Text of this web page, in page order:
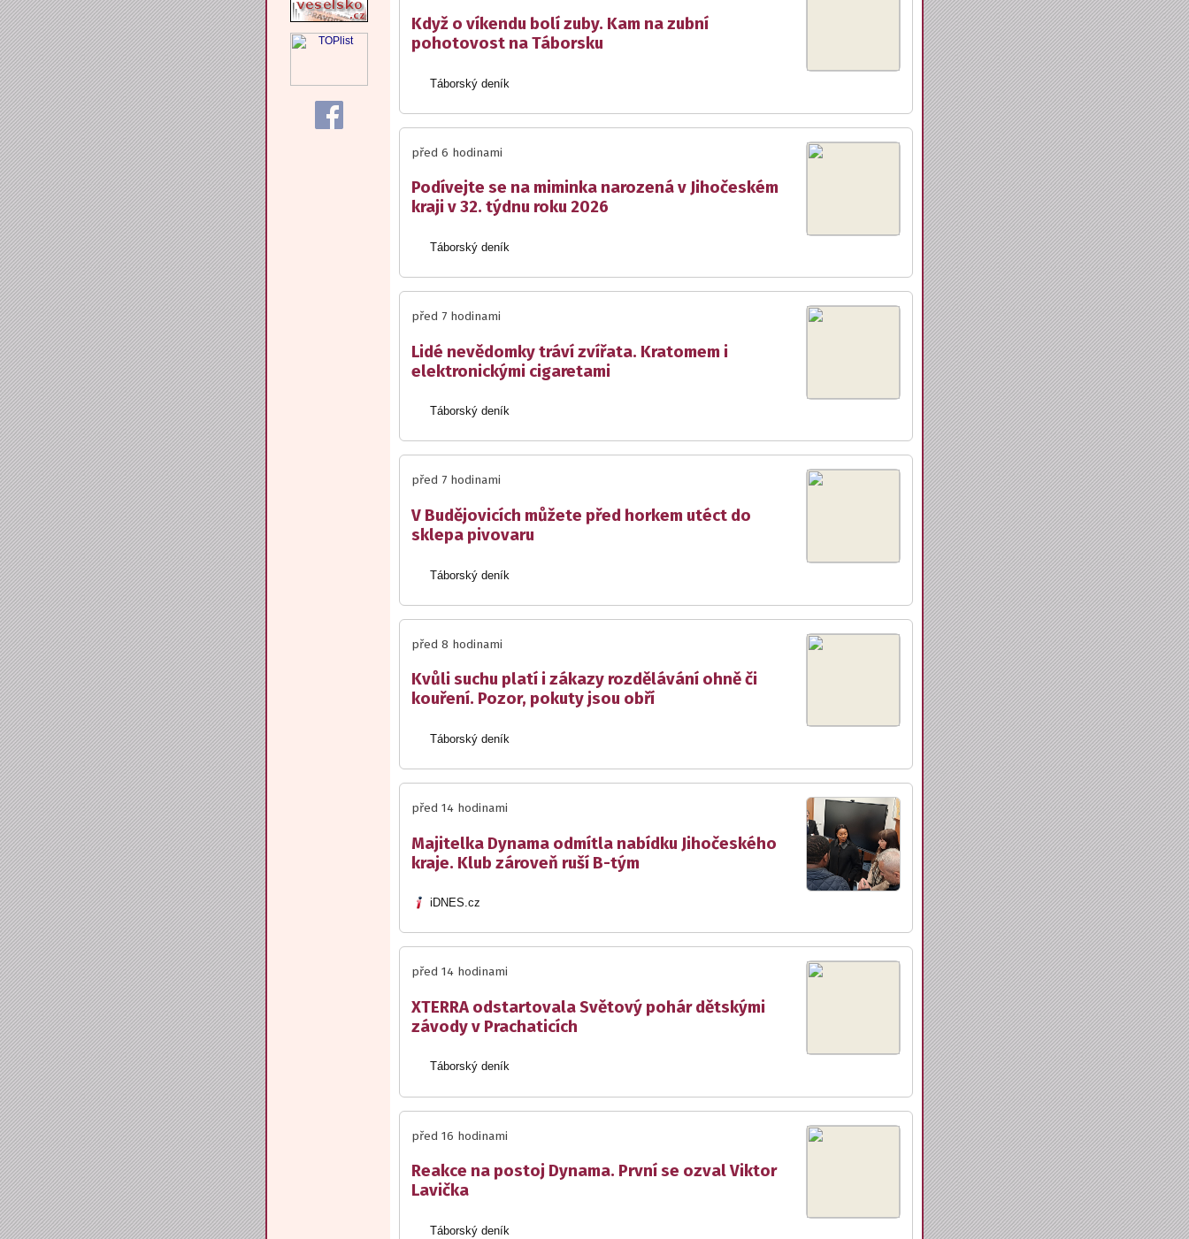
Když o víkendu bolí zuby. Kam na zubní
pohotovost na Táborsku
Táborský deník
před 6 hodinami
Podívejte se na miminka narozená v Jihočeském
kraji v 32. týdnu roku 2026
Táborský deník
před 7 hodinami
Lidé nevědomky tráví zvířata. Kratomem i
elektronickými cigaretami
Táborský deník
před 7 hodinami
V Budějovicích můžete před horkem utéct do
sklepa pivovaru
Táborský deník
před 8 hodinami
Kvůli suchu platí i zákazy rozdělávání ohně či
kouření. Pozor, pokuty jsou obří
Táborský deník
před 14 hodinami
Majitelka Dynama odmítla nabídku Jihočeského
kraje. Klub zároveň ruší B-tým
iDNES.cz
před 14 hodinami
XTERRA odstartovala Světový pohár dětskými
závody v Prachaticích
Táborský deník
před 16 hodinami
Reakce na postoj Dynama. První se ozval Viktor
Lavička
Táborský deník